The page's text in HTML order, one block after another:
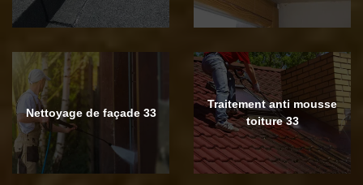
Nettoyage de façade 33
Traitement anti mousse
toiture 33